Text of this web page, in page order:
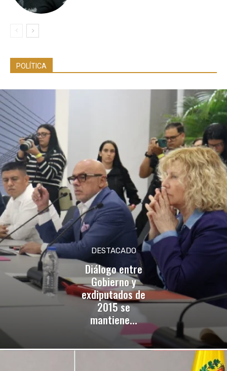
POLÍTICA
DESTACADO
Diálogo entre
Gobierno y
exdiputados de
2015 se
mantiene...